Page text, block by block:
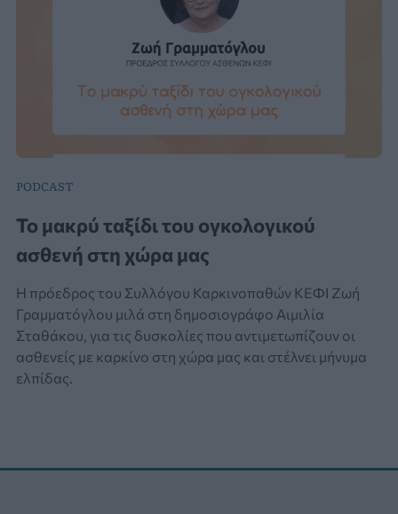
PODCAST
Το μακρύ ταξίδι του ογκολογικού
ασθενή στη χώρα μας
H πρόεδρος του Συλλόγου Καρκινοπαθών ΚΕΦΙ Ζωή
Γραμματόγλου μιλά στη δημοσιογράφο Αιμιλία
Σταθάκου, για τις δυσκολίες που αντιμετωπίζουν οι
ασθενείς με καρκίνο στη χώρα μας και στέλνει μήνυμα
ελπίδας.